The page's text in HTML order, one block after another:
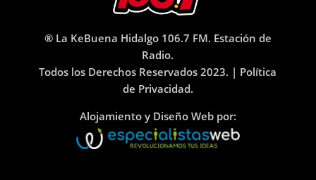
® La KeBuena Hidalgo 106.7 FM. Estación de
Radio.
Todos los Derechos Reservados 2023. | Política
de Privacidad.
Alojamiento y Diseño Web por: